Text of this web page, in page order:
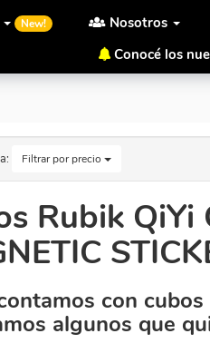
New! Nosotros
Conocé los
STICKERLESS Al Mejor
Filtrar por precio
Rubik QiYi
con
algunos que